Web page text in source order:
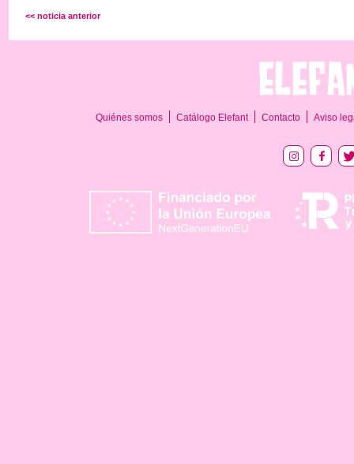
<< noticia anterior
Quiénes somos Catálogo Elefant Contacto Aviso